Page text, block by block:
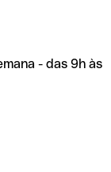
- das 9h às